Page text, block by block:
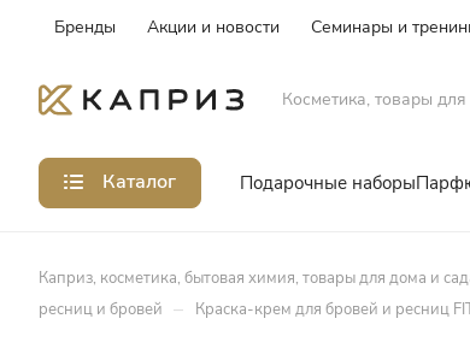
Бренды Акции и новости Семинары и
Косметика, товары
Каталог Подарочные наборы
Каприз, косметика, бытовая химия, товары для дома и
ресниц и бровей – Краска-крем для бровей и ресниц